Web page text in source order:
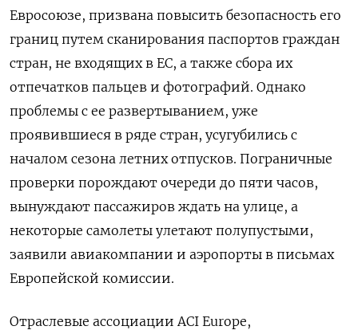
Евросоюзе, призвана повысить безопасность его
границ путем сканирования паспортов граждан
стран, не входящих в ЕС, а также сбора их
отпечатков пальцев и фотографий. Однако
проблемы с ее развертыванием, уже
проявившиеся в ряде стран, усугубились с
началом сезона летних отпусков. Пограничные
проверки порождают очереди до пяти часов,
вынуждают пассажиров ждать на улице, а
некоторые самолеты улетают полупустыми,
заявили авиакомпании и аэропорты в письмах
Европейской комиссии.
Отраслевые ассоциации ACI Europe,